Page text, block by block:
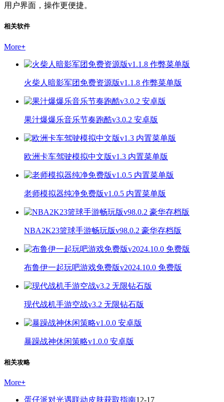
用户界面，操作更便捷。
相关软件
More+
火柴人暗影军团免费资源版v1.1.8 作弊菜单版
果汁爆爆乐音乐节奏跑酷v3.0.2 安卓版
欧洲卡车驾驶模拟中文版v1.3 内置菜单版
老师模拟器纯净免费版v1.0.5 内置菜单版
NBA2K23篮球手游畅玩版v98.0.2 豪华存档版
布鲁伊一起玩吧游戏免费版v2024.10.0 免费版
现代战机手游空战v3.2 无限钻石版
暴躁战神休闲策略v1.0.0 安卓版
相关攻略
More+
蛋仔派对光遇联动皮肤获取指南12-17